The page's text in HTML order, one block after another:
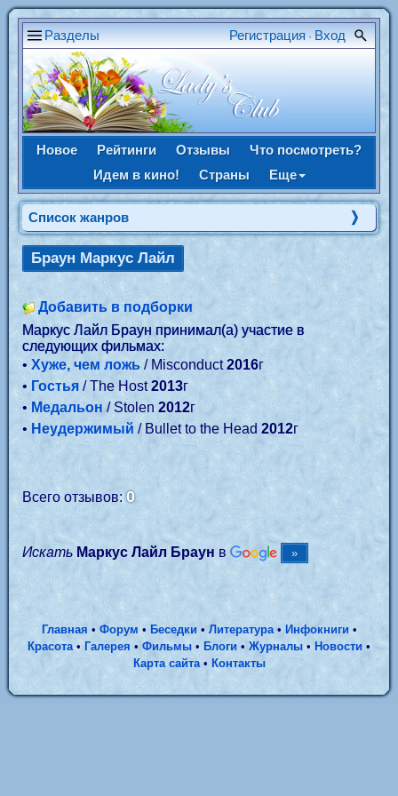
Разделы Регистрация • Вход
Новое Рейтинги Отзывы
Что посмотреть?
Идем в кино!
Страны Еще
Список жанров
Браун Маркус Лайл
Добавить в подборки
Маркус Лайл Браун принимал(а) участие в
следующих фильмах:
•Хуже, чем ложь/ Misconduct2016г
• Гостья / The Host2013г
• Медальон / Stolen2012г
• Неудержимый / Bullet to the Head 2012г
Всего отзывов:0
Искать Маркус Лайл Браун в
Главная • Форум• Беседки• Литература• Инфокниги •
Красота• Галерея • Фильмы • Блоги • Журналы • Новости •
Карта сайта• Контакты